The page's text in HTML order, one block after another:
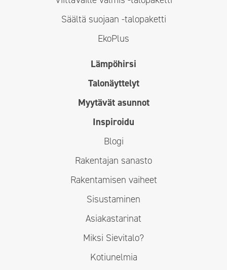
Säältä suojaan -talopaketti
EkoPlus
Lämpöhirsi
Talonäyttelyt
Myytävät asunnot
Inspiroidu
Blogi
Rakentajan sanasto
Rakentamisen vaiheet
Sisustaminen
Asiakastarinat
Miksi Sievitalo?
Kotiunelmia